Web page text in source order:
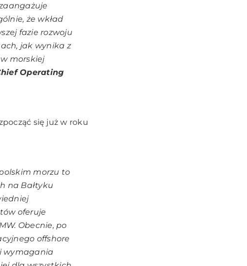
że wkład
fazie rozwoju
jak wynika z
morskiej
Operating
się już w roku
morzu to
na Bałtyku
oferuje
Obecnie, po
offshore
wymagania